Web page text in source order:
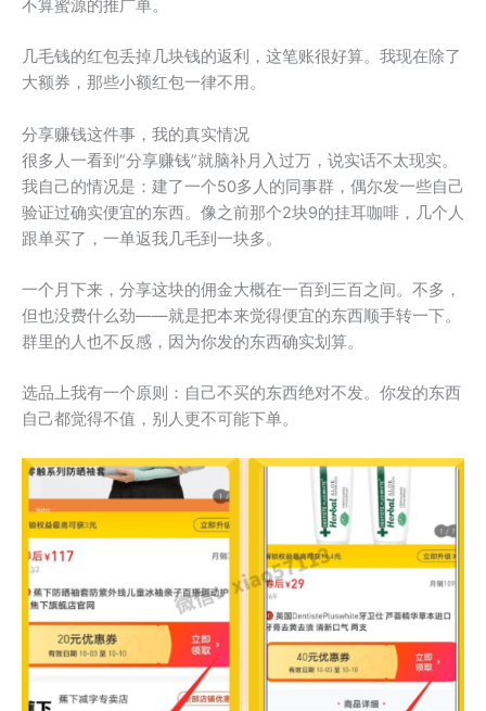
不算蜜源的推广单。
几毛钱的红包丢掉几块钱的返利，这笔账很好算。我现在除了
大额券，那些小额红包一律不用。
分享赚钱这件事，我的真实情况
很多人一看到”分享赚钱”就脑补月入过万，说实话不太现实。
我自己的情况是：建了一个50多人的同事群，偶尔发一些自己
验证过确实便宜的东西。像之前那个2块9的挂耳咖啡，几个人
跟单买了，一单返我几毛到一块多。
一个月下来，分享这块的佣金大概在一百到三百之间。不多，
但也没费什么劲——就是把本来觉得便宜的东西顺手转一下。
群里的人也不反感，因为你发的东西确实划算。
选品上我有一个原则：自己不买的东西绝对不发。你发的东西
自己都觉得不值，别人更不可能下单。